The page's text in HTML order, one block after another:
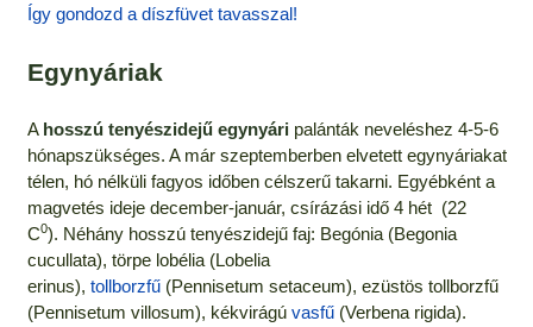
Így gondozd a díszfüvet tavasszal!
Egynyáriak
A hosszú tenyészidejű egynyáripalánták neveléshez 4-5-6
hónapszükséges. A már szeptemberben elvetett egynyáriakat
télen, hó nélküli fagyos időben célszerű takarni. Egyébként a
magvetés ideje december-január, csírázási idő 4 hét (22
C0). Néhány hosszú tenyészidejű faj: Begónia (Begonia
cucullata), törpe lobélia (Lobelia
erinus), tollborzfű(Pennisetum setaceum), ezüstös tollborzfű
(Pennisetum villosum), kékvirágú vasfű(Verbena rigida).